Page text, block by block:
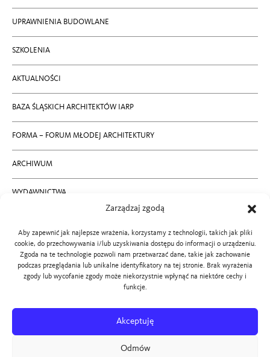
Zarządzaj zgodą
Aby zapewnić jak najlepsze wrażenia, korzystamy z technologii, takich jak pliki
cookie, do przechowywania i/lub uzyskiwania dostępu do informacji o urządzeniu.
Zgoda na te technologie pozwoli nam przetwarzać dane, takie jak zachowanie
podczas przeglądania lub unikalne identyfikatory na tej stronie. Brak wyrażenia
zgody lub wycofanie zgody może niekorzystnie wpłynąć na niektóre cechy i
funkcje.
Akceptuję
Odmów
UPRAWNIENIA BUDOWLANE
SZKOLENIA
AKTUALNOŚCI
BAZA ŚLĄSKICH ARCHITEKTÓW IARP
FORMA – FORUM MŁODEJ ARCHITEKTURY
ARCHIWUM
WYDAWNICTWA
BIP SLOIARP
ROMAN KACZMARCZYK,